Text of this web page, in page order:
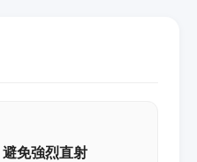
免強烈直射